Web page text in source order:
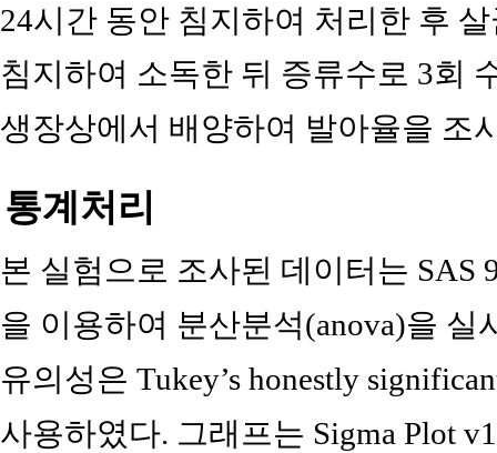
24시간 동안 침지하여 처리한 후 살
침지하여 소독한 뒤 증류수로 3회
생장상에서 배양하여 발아율을 조
통계처리
본 실험으로 조사된 데이터는 SAS
을 이용하여 분산분석(anova)을
유의성은 Tukey’s honestly
사용하였다. 그래프는 Sigma Plot